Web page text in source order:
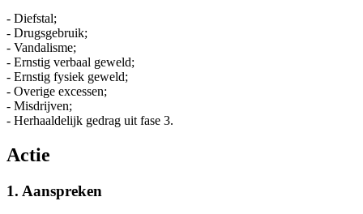
- Diefstal;
- Drugsgebruik;
- Vandalisme;
- Ernstig verbaal geweld;
- Ernstig fysiek geweld;
- Overige excessen;
- Misdrijven;
- Herhaaldelijk gedrag uit fase 3.
Actie
1. Aanspreken